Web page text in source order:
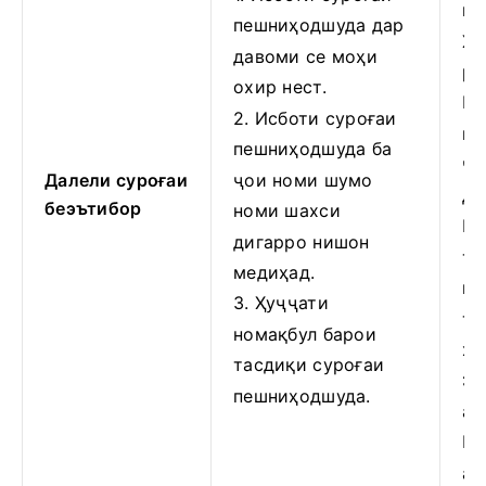
Далели суроғаи
беэътибор
пешниҳодшуда дар
давоми се моҳи
охир нест.
2. Исботи суроғаи
пешниҳодшуда ба
ҷои номи шумо
номи шахси
дигарро нишон
медиҳад.
3. Ҳуҷҷати
номақбул барои
тасдиқи суроғаи
пешниҳодшуда.